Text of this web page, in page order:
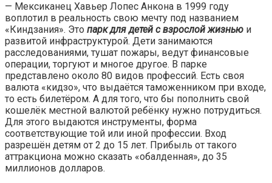
— Мексиканец Хавьер Лопес Анкона в 1999 году
воплотил в реальность свою мечту под названием
«Киндзания». Это парк для детей с взрослой жизнью и
развитой инфраструктурой. Дети занимаются
расследованиями, тушат пожары, ведут финансовые
операции, торгуют и многое другое. В парке
представлено около 80 видов профессий. Есть своя
валюта «кидзо», что выдаётся таможенником при входе,
то есть билетёром. А для того, что бы пополнить свой
кошелёк местной валютой ребёнку нужно потрудиться.
Для этого выдаются инструменты, форма
соответствующие той или иной профессии. Вход
разрешён детям от 2 до 15 лет. Прибыль от такого
аттракциона можно сказать «обалденная», до 35
миллионов долларов.